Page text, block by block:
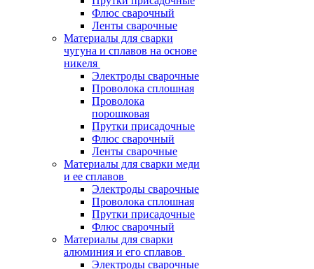
Флюс сварочный
Ленты сварочные
Материалы для сварки
чугуна и сплавов на основе
никеля
Электроды сварочные
Проволока сплошная
Проволока
порошковая
Прутки присадочные
Флюс сварочный
Ленты сварочные
Материалы для сварки меди
и ее сплавов
Электроды сварочные
Проволока сплошная
Прутки присадочные
Флюс сварочный
Материалы для сварки
алюминия и его сплавов
Электроды сварочные